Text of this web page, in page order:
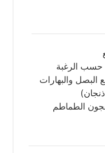
حسب الرغبة
والبهارات
الطماطم